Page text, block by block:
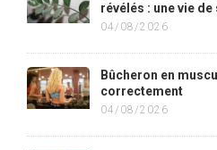
révélés : une vie
04/08/2026
Bûcheron en
correctement
04/08/2026